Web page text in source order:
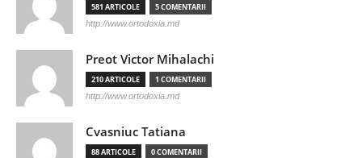
581 ARTICOLE 5 COMENTARII
http://www.ortodoxia.md
Preot Victor Mihalachi
210 ARTICOLE 1 COMENTARII
http://www.ortodoxia.md
Cvasniuc Tatiana
88 ARTICOLE 0 COMENTARII